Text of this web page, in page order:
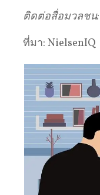
ติดต่อสื่อมวลชน:
ที่มา: NielsenIQ